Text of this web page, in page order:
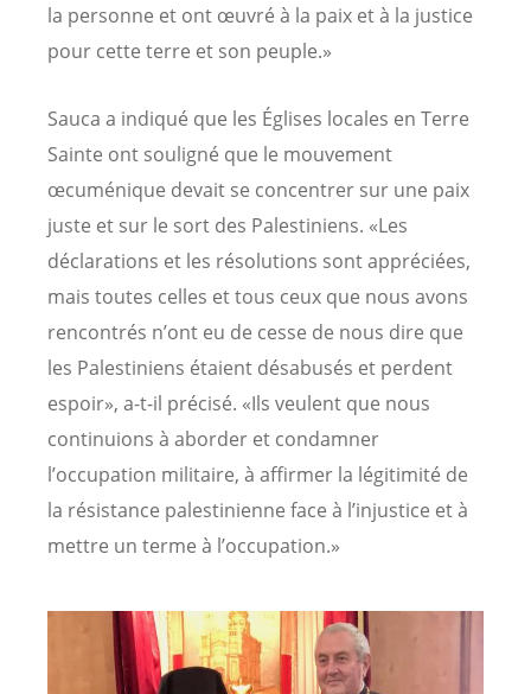
la personne et ont œuvré à la paix et à la justice
pour cette terre et son peuple.»
Sauca a indiqué que les Églises locales en Terre
Sainte ont souligné que le mouvement
œcuménique devait se concentrer sur une paix
juste et sur le sort des Palestiniens. «Les
déclarations et les résolutions sont appréciées,
mais toutes celles et tous ceux que nous avons
rencontrés n’ont eu de cesse de nous dire que
les Palestiniens étaient désabusés et perdent
espoir», a-t-il précisé. «Ils veulent que nous
continuions à aborder et condamner
l’occupation militaire, à affirmer la légitimité de
la résistance palestinienne face à l’injustice et à
mettre un terme à l’occupation.»